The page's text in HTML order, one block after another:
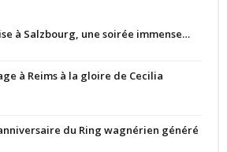
à Salzbourg, une soirée immense…
à Reims à la gloire de Cecilia
du Ring wagnérien généré